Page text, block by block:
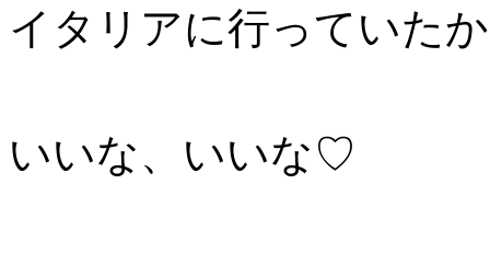
イタリアに行っていた
いいな、いいな♡